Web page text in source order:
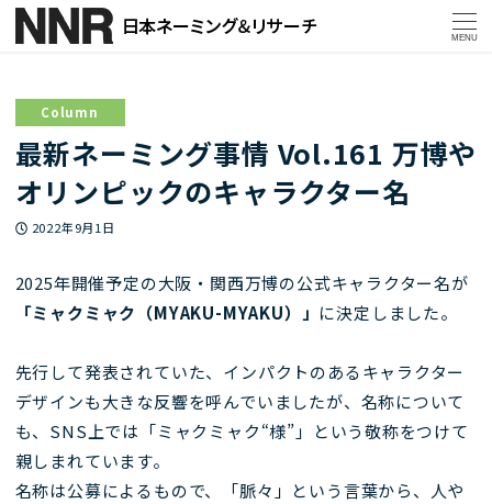
MENU
Column
最新ネーミング事情 Vol.161 万博や
オリンピックのキャラクター名
投稿日
2022年9月1日
2025年開催予定の大阪・関西万博の公式キャラクター名が
「ミャクミャク（MYAKU-MYAKU）」 に決定しました。
先行して発表されていた、インパクトのあるキャラクター
デザインも大きな反響を呼んでいましたが、名称について
も、SNS上では「ミャクミャク“様”」という敬称をつけて
親しまれています。
名称は公募によるもので、「脈々」という言葉から、人や